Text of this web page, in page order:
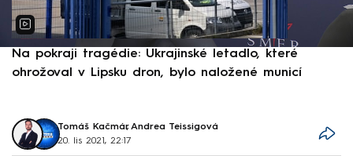
Na pokraji tragédie: Ukrajinské letadlo, které
ohrožoval v Lipsku dron, bylo naložené municí
Tomáš Kačmár, Andrea Teissigová
20. lis 2021, 22:17